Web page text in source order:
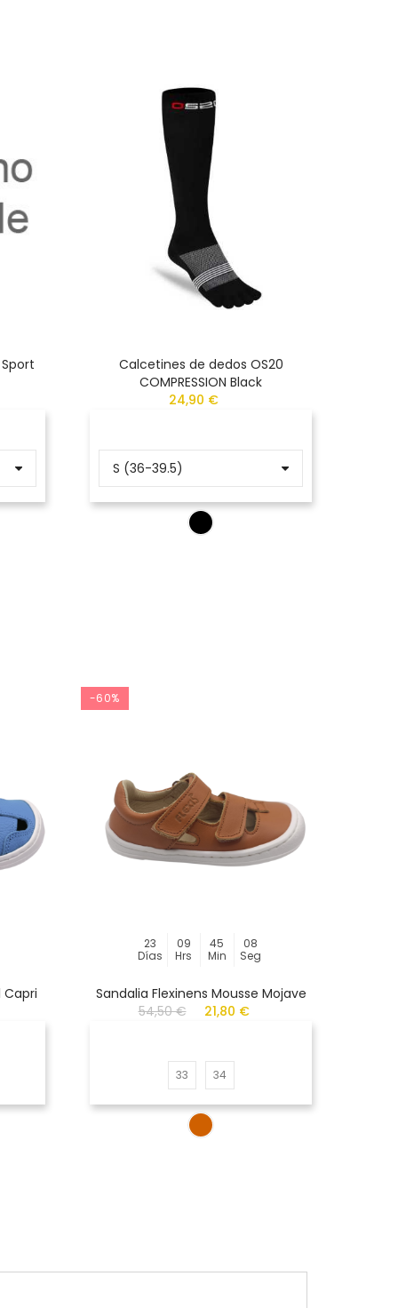
Calcetines de dedos OS20
COMPRESSION Black
24,90 €
Capri
-60%
23
Días
09
Hrs
45
Min
08
Seg
Sandalia Flexinens Mousse Mojave
54,50 €
21,80 €
33 34